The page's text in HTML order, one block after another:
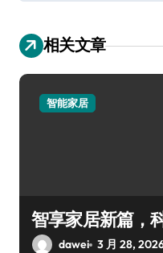
相关文章
智能家居
智享家居新篇，
dawei 3 月 28,